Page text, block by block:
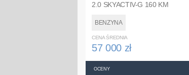
2.0 SKYACTIV-G 160 KM
BENZYNA
CENA ŚREDNIA
57 000 zł
OCENY